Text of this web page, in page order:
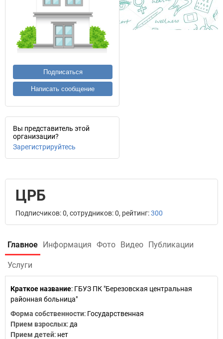
Подписаться
Написать сообщение
Вы представитель этой
организации?
Зарегистрируйтесь
ЦРБ
Подписчиков: 0, сотрудников: 0, рейтинг:300
Главное Информация Фото Видео Публикации
Услуги
Краткое название: ГБУЗ ПК "Березовская центральная
районная больница"
Форма собственности: Государственная
Прием взрослых: да
Прием детей: нет